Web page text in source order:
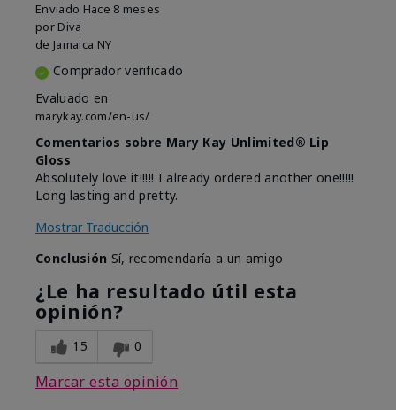
Enviado Hace 8 meses
por Diva
de Jamaica NY
Comprador verificado
Evaluado en
marykay.com/en-us/
Comentarios sobre Mary Kay Unlimited® Lip
Gloss
Absolutely love it!!!!! I already ordered another one!!!!!
Long lasting and pretty.
Mostrar Traducción
Conclusión Sí, recomendaría a un amigo
¿Le ha resultado útil esta
opinión?
15 0
Marcar esta opinión